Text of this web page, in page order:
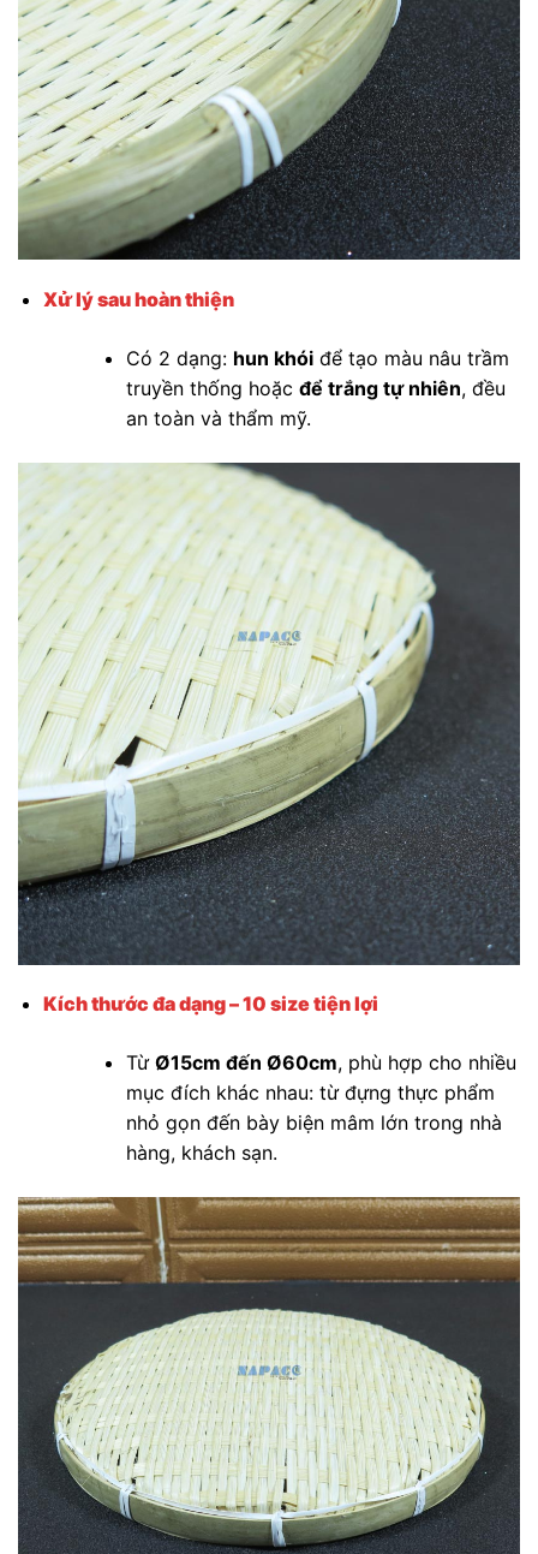
Xử lý sau hoàn thiện
Có 2 dạng: hun khóiđể tạo màu nâu trầm
truyền thống hoặc để trắng tự nhiên, đều
an toàn và thẩm mỹ.
Kích thước đa dạng – 10 size tiện lợi
Từ Ø15cm đến Ø60cm, phù hợp cho nhiều
mục đích khác nhau: từ đựng thực phẩm
nhỏ gọn đến bày biện mâm lớn trong nhà
hàng, khách sạn.